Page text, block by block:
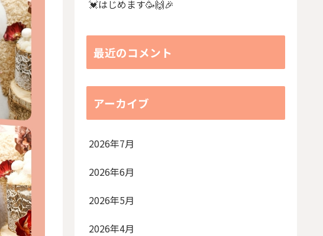
💓はじめます🥳🙌🎉
最近のコメント
アーカイブ
2026年7月
2026年6月
2026年5月
2026年4月